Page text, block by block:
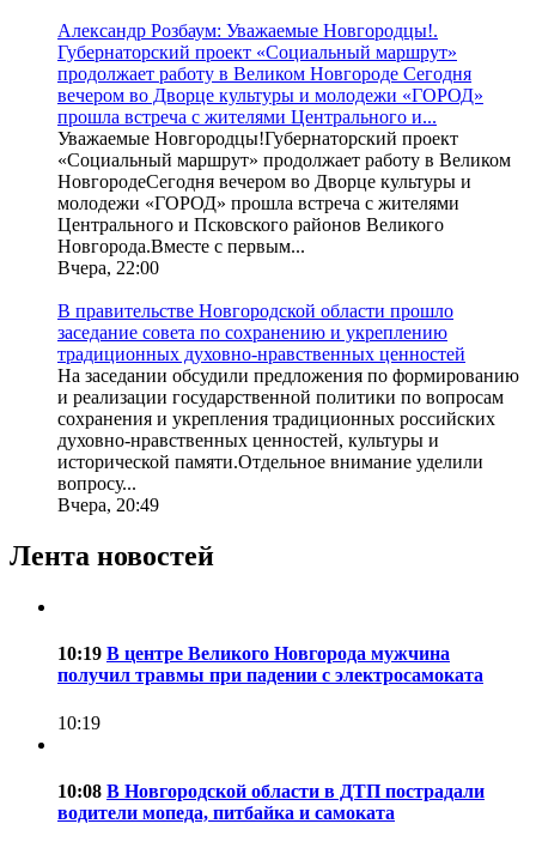
Александр Розбаум: Уважаемые Новгородцы!.
Губернаторский проект «Социальный маршрут»
продолжает работу в Великом Новгороде Сегодня
вечером во Дворце культуры и молодежи «ГОРОД»
прошла встреча с жителями Центрального и...
Уважаемые Новгородцы!Губернаторский проект
«Социальный маршрут» продолжает работу в Великом
НовгородеСегодня вечером во Дворце культуры и
молодежи «ГОРОД» прошла встреча с жителями
Центрального и Псковского районов Великого
Новгорода.Вместе с первым...
Вчера, 22:00
В правительстве Новгородской области прошло
заседание совета по сохранению и укреплению
традиционных духовно-нравственных ценностей
На заседании обсудили предложения по формированию
и реализации государственной политики по вопросам
сохранения и укрепления традиционных российских
духовно-нравственных ценностей, культуры и
исторической памяти.Отдельное внимание уделили
вопросу...
Вчера, 20:49
Лента новостей
10:19 В центре Великого Новгорода мужчина
получил травмы при падении с электросамоката
10:19
10:08 В Новгородской области в ДТП пострадали
водители мопеда, питбайка и самоката